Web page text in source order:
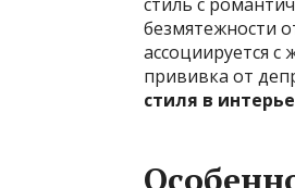
безмятежности
ассоциируется
прививка от
стиля в